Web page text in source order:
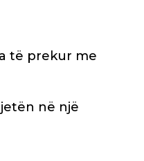
të prekur me
në një